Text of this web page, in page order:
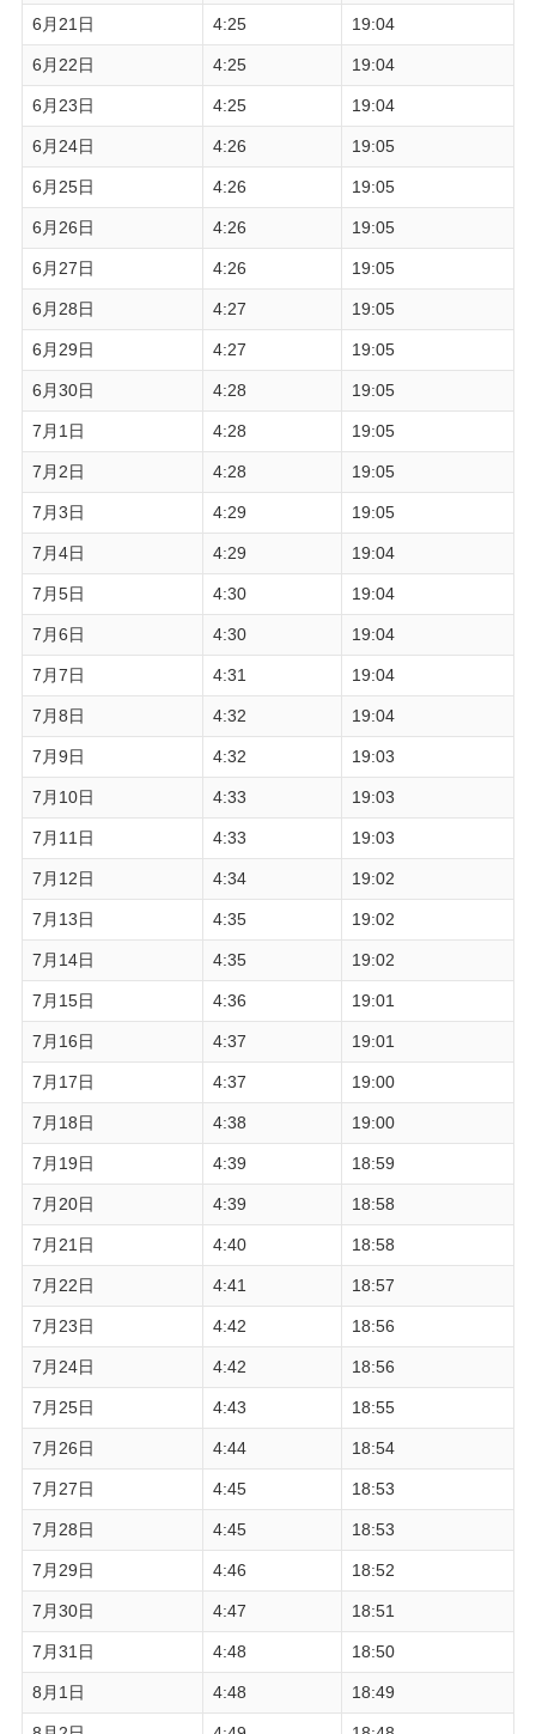
6月21日 4:25 19:04
6月22日 4:25 19:04
6月23日 4:25 19:04
6月24日 4:26 19:05
6月25日 4:26 19:05
6月26日 4:26 19:05
6月27日 4:26 19:05
6月28日 4:27 19:05
6月29日 4:27 19:05
6月30日 4:28 19:05
7月1日 4:28 19:05
7月2日 4:28 19:05
7月3日 4:29 19:05
7月4日 4:29 19:04
7月5日 4:30 19:04
7月6日 4:30 19:04
7月7日 4:31 19:04
7月8日 4:32 19:04
7月9日 4:32 19:03
7月10日 4:33 19:03
7月11日 4:33 19:03
7月12日 4:34 19:02
7月13日 4:35 19:02
7月14日 4:35 19:02
7月15日 4:36 19:01
7月16日 4:37 19:01
7月17日 4:37 19:00
7月18日 4:38 19:00
7月19日 4:39 18:59
7月20日 4:39 18:58
7月21日 4:40 18:58
7月22日 4:41 18:57
7月23日 4:42 18:56
7月24日 4:42 18:56
7月25日 4:43 18:55
7月26日 4:44 18:54
7月27日 4:45 18:53
7月28日 4:45 18:53
7月29日 4:46 18:52
7月30日 4:47 18:51
7月31日 4:48 18:50
8月1日 4:48 18:49